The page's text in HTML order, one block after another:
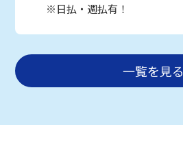
※日払・週払有！
一覧を見る